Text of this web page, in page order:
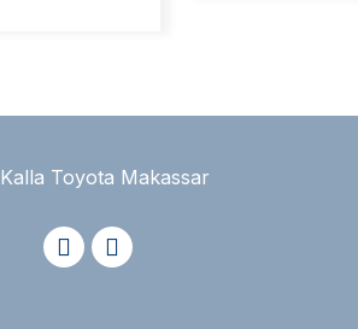
Kalla Toyota Makassar